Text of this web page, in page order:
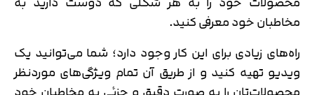
مخاطبان خود معرفی کنید.
راه‌های زیادی برای این کار وجود دارد؛ شما می‌توانید یک
ویدیو تهیه کنید و از طریق آن تمام ویژگی‌های موردنظر